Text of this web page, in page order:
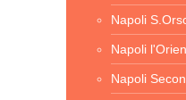
Napoli
Napoli
Napoli